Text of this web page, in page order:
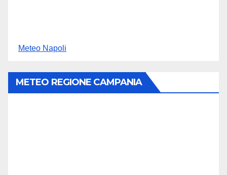
Meteo Napoli
METEO REGIONE CAMPANIA